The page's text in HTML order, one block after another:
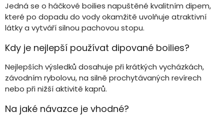
Jedná se o háčkové boilies napuštěné kvalitním dipem,
které po dopadu do vody okamžitě uvolňuje atraktivní
látky a vytváří silnou pachovou stopu.
Kdy je nejlepší používat dipované boilies?
Nejlepších výsledků dosahuje při krátkých vycházkách,
závodním rybolovu, na silně prochytávaných revírech
nebo při nižší aktivitě kaprů.
Na jaké návazce je vhodné?